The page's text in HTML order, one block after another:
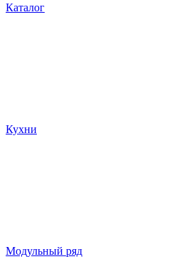
Каталог
Кухни
Модульный ряд